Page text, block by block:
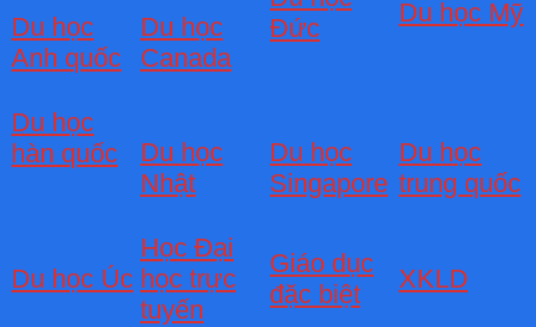
Du học
Anh quốc
Du học
Canada
Đức
Du học Mỹ
Du học
hàn quốc
Du học
Nhật
Du học
Singapore
Du học
trung quốc
Du học Úc
Học Đại
học trực
tuyến
Giáo dục
đặc biệt
XKLD